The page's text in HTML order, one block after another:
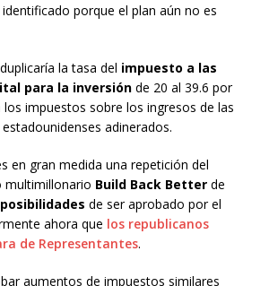
porque el plan aún no es
la tasa del impuesto a las
para la inversión de 20 al 39.6 por
impuestos sobre los ingresos de las
adinerados.
en gran medida una repetición del
multimillonario Build Back Better de
de ser aprobado por el
ahora que los republicanos
de Representantes.
aumentos de impuestos similares